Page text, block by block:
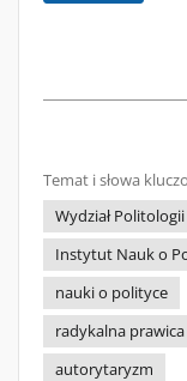
Temat i słowa
Wydział
Instytut Nauk o
nauki o polityce
radykalna prawica
autorytaryzm